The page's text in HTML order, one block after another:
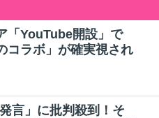
「YouTube開設」で
コラボ」が確実視され
言」に批判殺到！そ